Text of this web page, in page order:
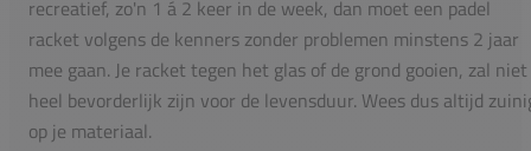
recreatief, zo'n 1 á 2 keer in de week, dan moet een padel
racket volgens de kenners zonder problemen minstens 2 jaar
mee gaan. Je racket tegen het glas of de grond gooien, zal niet
heel bevorderlijk zijn voor de levensduur. Wees dus altijd
op je materiaal.